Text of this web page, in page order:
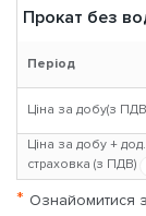
Прокат без
Період
Ціна за добу(з
Ціна за добу + дод.
страховка (з ПДВ)
* Ознайомитися з